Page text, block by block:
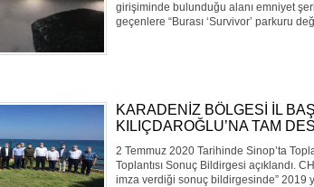
girişiminde bulunduğu alanı emniyet
geçenlere “Burası ‘Survivor’ parkuru
KARADENİZ BÖLGESİ İL
KILIÇDAROĞLU’NA TAM
2 Temmuz 2020 Tarihinde Sinop’ta
Toplantısı Sonuç Bildirgesi açıklandı.
imza verdiği sonuç bildirgesinde” 2019